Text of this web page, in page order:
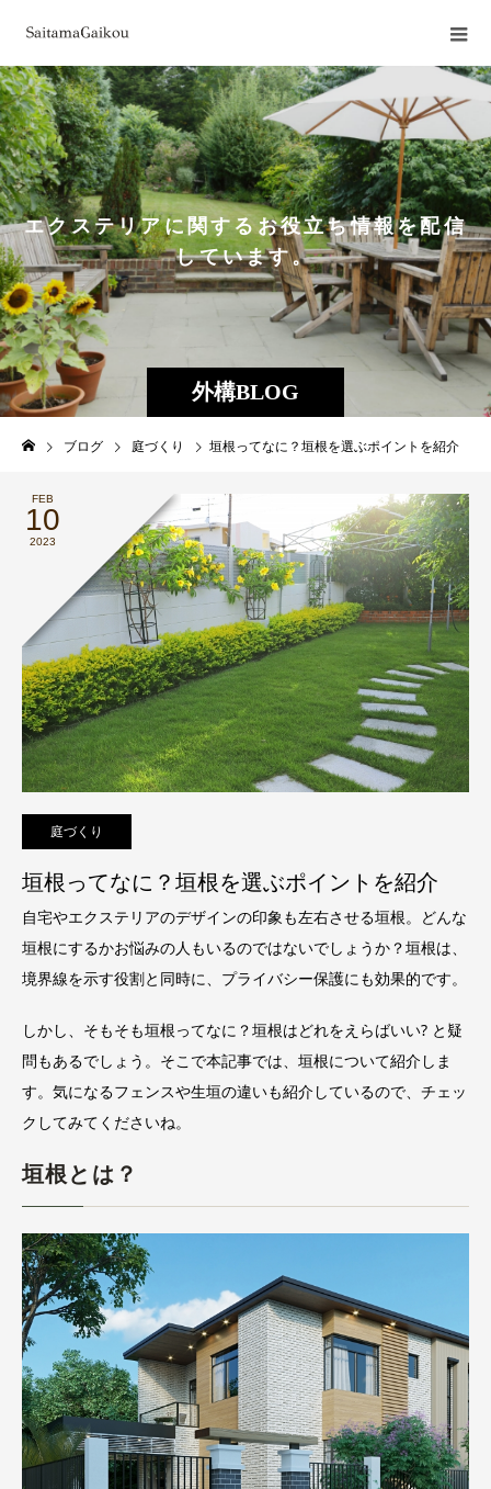
外構BLOG
エクステリアに関するお役立ち情報を配信
しています。
ブログ 庭づくり 垣根ってなに？垣根を選ぶポイントを紹介
FEB
10
2023
庭づくり
垣根ってなに？垣根を選ぶポイントを紹介
自宅やエクステリアのデザインの印象も左右させる垣根。どんな
垣根にするかお悩みの人もいるのではないでしょうか？垣根は、
境界線を示す役割と同時に、プライバシー保護にも効果的です。
しかし、そもそも垣根ってなに？垣根はどれをえらばいい? と疑
問もあるでしょう。そこで本記事では、垣根について紹介しま
す。気になるフェンスや生垣の違いも紹介しているので、チェッ
クしてみてくださいね。
垣根とは？